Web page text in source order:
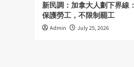
新民調：加拿大人劃下界線：
保護勞工，不限制罷工
Admin July 25, 2026